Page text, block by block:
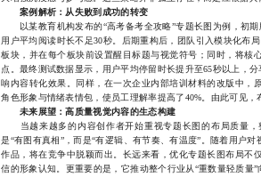
案例解析：从失败到成功的转变
以某教育机构发布的“高考备考全攻略”专题长图为例，初期
用户平均阅读时长不足30秒。后期重构后，团队引入模块化布
板块，并在每个板块前设置醒目标题与视觉符号；同时，将核
点。最终测试数据显示，用户平均停留时长提升至65秒以上，
响内容转化效果。同样，在一次企业内部培训材料的改版中，
角色形象与情绪表情包，使员工理解率提高了40%。由此可见
未来展望：高质量视觉内容的生态构建
当越来越多的内容创作者开始重视专题长图的布局质量，
是“有图有真相”，而是“有逻辑、有节奏、有温度”。随着用户
作品，将在竞争中脱颖而出。长远来看，优化专题长图布局不
信的形象认知。更重要的是，它推动整个行业从“重数量轻质量